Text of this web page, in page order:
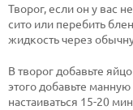
Творог, если он у вас
сито или перебить
жидкость через
В творог добавьте
этого добавьте
настаиваться 15-20